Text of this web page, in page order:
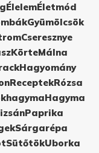
ÉlelemÉletmód
Gyümölcsök
Cseresznye
KörteMálna
Hagyomány
ReceptekRózsa
Hagyma
Paprika
Sárgarépa
SütőtökUborka